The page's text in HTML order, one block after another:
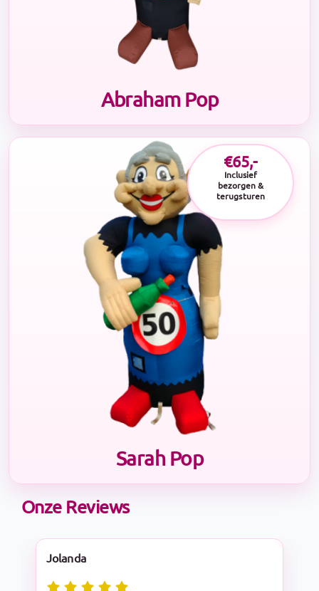
Abraham Pop
€65,-
Inclusief
bezorgen &
terugsturen
Sarah Pop
Onze Reviews
Nadine